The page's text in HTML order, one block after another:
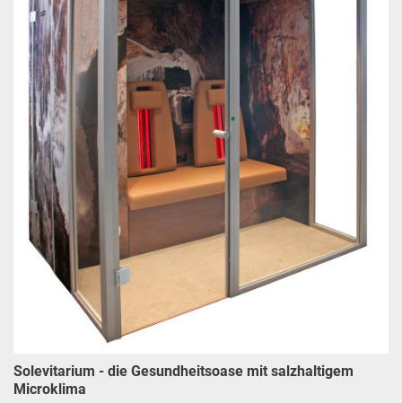
Solevitarium - die Gesundheitsoase mit salzhaltigem
Microklima